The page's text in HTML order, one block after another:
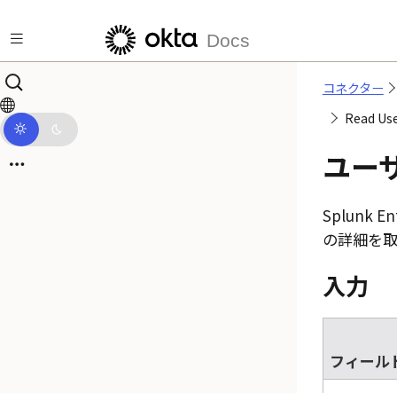
Docs
コネクター
Read
ユー
Splunk
の詳細を
入力
フィール